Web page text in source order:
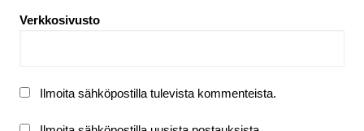
Verkkosivusto
Ilmoita sähköpostilla tulevista kommenteista.